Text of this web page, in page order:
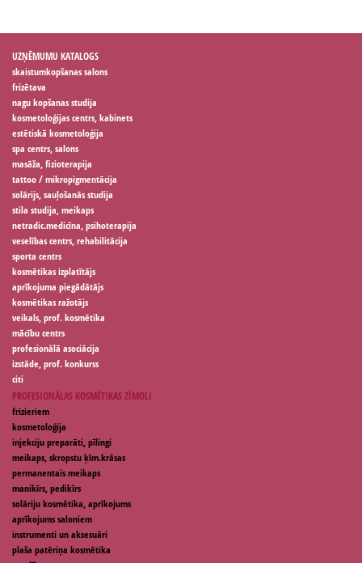
UZŅĒMUMU KATALOGS
skaistumkopšanas salons
frizētava
nagu kopšanas studija
kosmetoloģijas centrs, kabinets
estētiskā kosmetoloģija
spa centrs, salons
masāža, fizioterapija
tattoo / mikropigmentācija
solārijs, sauļošanās studija
stila studija, meikaps
netradic.medicīna, psihoterapija
veselības centrs, rehabilitācija
sporta centrs
kosmētikas izplatītājs
aprīkojuma piegādātājs
kosmētikas ražotājs
veikals, prof. kosmētika
mācību centrs
profesionālā asociācija
izstāde, prof. konkurss
citi
PROFESIONĀLAS KOSMĒTIKAS ZĪMOLI
frizieriem
kosmetoloģija
injekciju preparāti, pīlingi
meikaps, skropstu ķīm.krāsas
permanentais meikaps
manikīrs, pedikīrs
solāriju kosmētika, aprīkojums
aprīkojums saloniem
instrumenti un aksesuāri
plaša patēriņa kosmētika